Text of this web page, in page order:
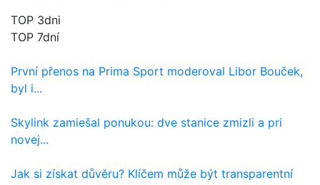
TOP 3dni
TOP 7dní
První přenos na Prima Sport moderoval Libor Bouček,
byl i...
Skylink zamiešal ponukou: dve stanice zmizli a pri
novej...
Jak si získat důvěru? Klíčem může být transparentní